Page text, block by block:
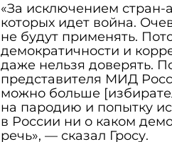
«За исключением стран-
которых идет война.
не будут применять.
демократичности и
даже нельзя доверять.
представителя МИД
можно больше
на пародию и попытку
в России ни о каком
речь», — сказал Гросу.